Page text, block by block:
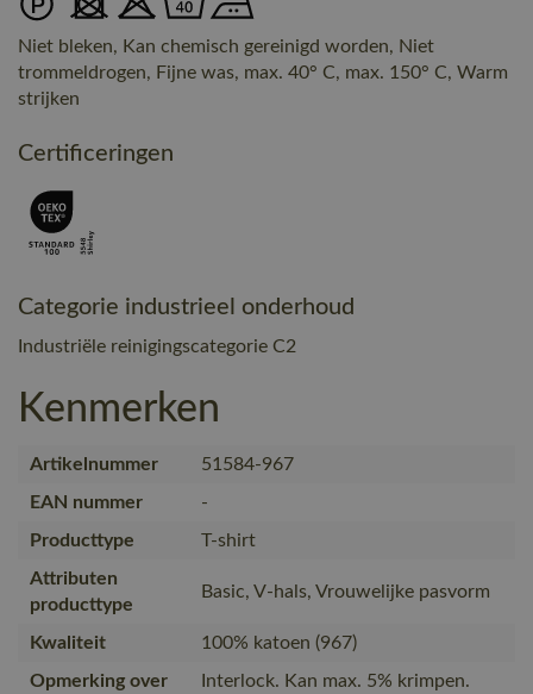
Niet bleken, Kan chemisch gereinigd worden, Niet
trommeldrogen, Fijne was, max. 40° C, max. 150° C, Warm
strijken
Certificeringen
Categorie industrieel onderhoud
Industriële reinigingscategorie C2
Kenmerken
Artikelnummer
51584-967
EAN nummer
-
Producttype
T-shirt
Attributen
producttype
Basic, V-hals, Vrouwelijke pasvorm
Kwaliteit
100% katoen (967)
Opmerking over
Interlock. Kan max. 5% krimpen.